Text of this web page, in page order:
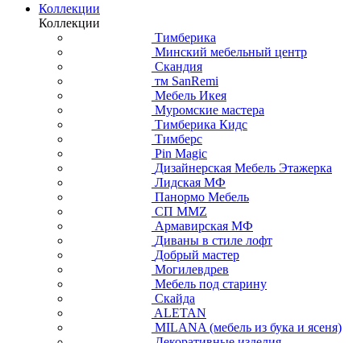
Коллекции
Коллекции
Тимберика
Минский мебельный центр
Скандия
тм SanRemi
Мебель Икея
Муромские мастера
Тимберика Кидс
Тимберс
Pin Magic
Дизайнерская Мебель Этажерка
Лидская МФ
Панормо Мебель
СП ММZ
Армавирская МФ
Диваны в стиле лофт
Добрый мастер
Могилевдрев
Мебель под старину
Скайда
ALETAN
MILANA (мебель из бука и ясеня)